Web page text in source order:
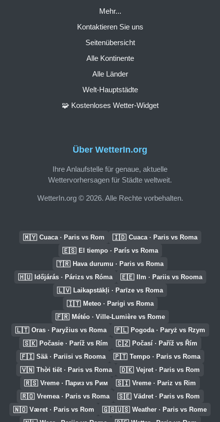
Über WetterIn.org
Ihre Anlaufstelle für genaue, aktuelle
Wettervorhersagen für Städte weltweit.
WetterIn.org © 2026. Alle Rechte vorbehalten.
Mehr...
Kontaktieren Sie uns
Seitenübersicht
Alle Kontinente
Alle Länder
Welt-Hauptstädte
🧩 Kostenloses Wetter-Widget
🇲🇾 Cuaca · Paris vs Rom 🇮🇩 Cuaca · Paris vs Roma
🇪🇸 El tiempo · París vs Roma
🇹🇷 Hava durumu · Paris vs Roma
🇭🇺 Időjárás · Párizs vs Róma 🇪🇪 Ilm · Pariis vs Rooma
🇱🇻 Laikapstākļi · Parīze vs Roma
🇮🇹 Meteo · Parigi vs Roma
🇫🇷 Météo · Ville-Lumière vs Rome
🇱🇹 Oras · Paryžius vs Roma 🇵🇱 Pogoda · Paryż vs Rzym
🇸🇰 Počasie · Paríž vs Rím 🇨🇿 Počasí · Paříž vs Řím
🇫🇮 Sää · Pariisi vs Rooma 🇵🇹 Tempo · Paris vs Roma
🇻🇳 Thời tiết · Paris vs Roma 🇩🇰 Vejret · Paris vs Rom
🇷🇸 Vreme · Париз vs Рим 🇸🇮 Vreme · Pariz vs Rim
🇷🇴 Vremea · Paris vs Roma 🇸🇪 Vädret · Paris vs Rom
🇳🇴 Været · Paris vs Rom 🇬🇧🇺🇸 Weather · Paris vs Rome